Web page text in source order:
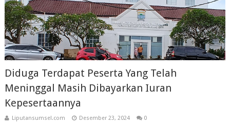
Diduga Terdapat Peserta Yang Telah
Meninggal Masih Dibayarkan Iuran
Kepesertaannya
Liputansumsel.com Desember 23, 2024 0